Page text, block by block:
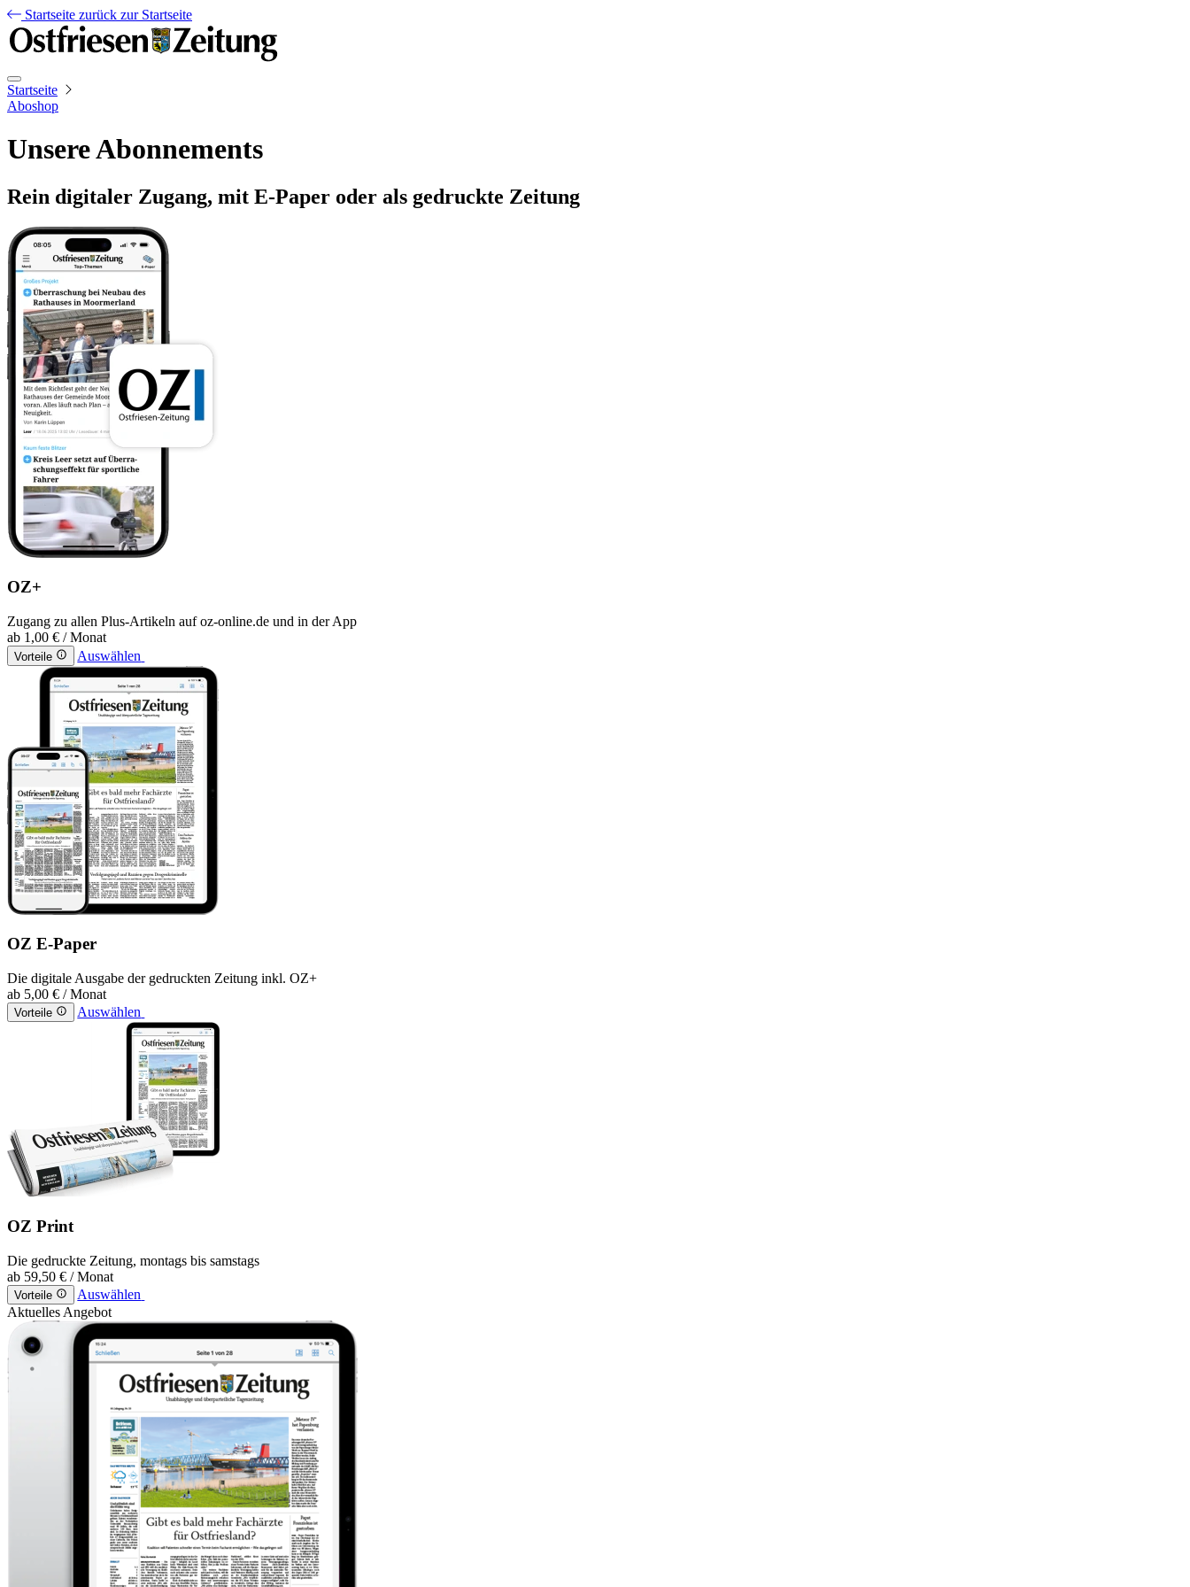
Startseite zurück zur Startseite
Startseite
Aboshop
Unsere Abonnements
Rein digitaler Zugang, mit E-Paper oder als gedruckte Zeitung
OZ+
Zugang zu allen Plus-Artikeln auf oz-online.de und in der App
ab 1,00 € / Monat
Vorteile Auswählen
OZ E-Paper
Die digitale Ausgabe der gedruckten Zeitung inkl. OZ+
ab 5,00 € / Monat
Vorteile Auswählen
OZ Print
Die gedruckte Zeitung, montags bis samstags
ab 59,50 € / Monat
Vorteile
Auswählen
Aktuelles Angebot